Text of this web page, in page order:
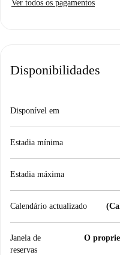
Ver todos os pagamentos
Disponibilidades
Disponível em
Estadia mínima
Estadia máxima
Calendário actualizado
Janela de
reservas
O